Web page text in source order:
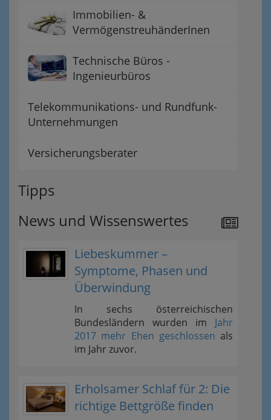
Immobilien- &
VermögenstreuhänderInen
Technische Büros -
Ingenieurbüros
Telekommunikations- und Rundfunk-
Unternehmungen
Versicherungsberater
Tipps
News und Wissenswertes
Liebeskummer –
Symptome, Phasen und
Überwindung
In sechs österreichischen
Bundesländern wurden im Jahr
2017 mehr Ehen geschlossen als
im Jahr zuvor.
Erholsamer Schlaf für 2: Die
richtige Bettgröße finden